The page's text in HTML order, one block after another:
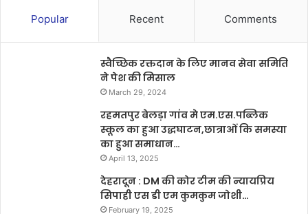
Popular Recent Comments
स्वैच्छिक रक्तदान के लिए मानव सेवा समिति
ने पेश की मिसाल
March 29, 2024
रहमतपुर बेलड़ा गांव मे एम.एस.पब्लिक
स्कूल का हुआ उद्धघाटन,छात्राओं कि समस्या
का हुआ समाधान…
April 13, 2025
देहरादून : DM की कोर टीम की न्यायप्रिय
सिपाही एस डी एम कुमकुम जोशी…
February 19, 2025